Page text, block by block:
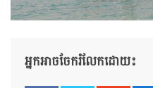
អ្នកអាចចែករំលែកដោយ៖